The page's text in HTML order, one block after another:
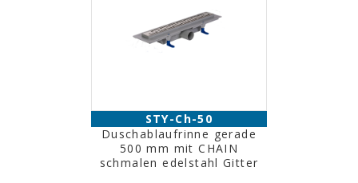
STY-Ch-50
Duschablaufrinne gerade
500 mm mit CHAIN
schmalen edelstahl Gitter